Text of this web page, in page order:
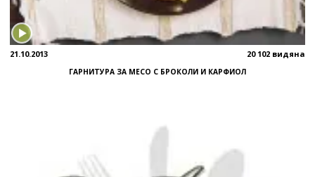
21.10.2013 20 102 видяна
ГАРНИТУРА ЗА МЕСО С БРОКОЛИ И КАРФИОЛ